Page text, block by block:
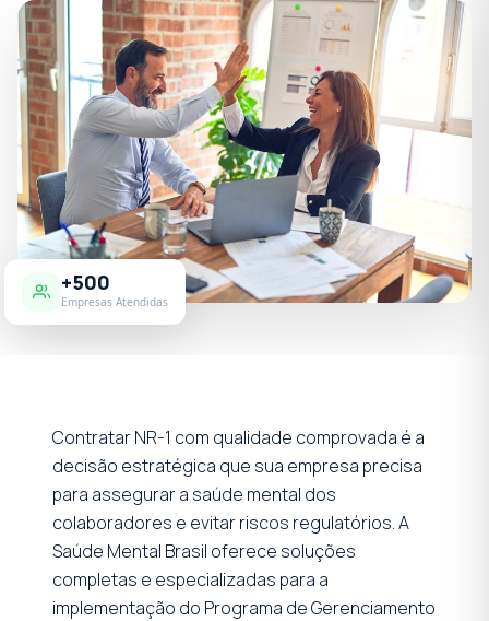
+500
Empresas Atendidas
Contratar NR-1 com qualidade comprovada é a
decisão estratégica que sua empresa precisa
para assegurar a saúde mental dos
colaboradores e evitar riscos regulatórios. A
Saúde Mental Brasil oferece soluções
completas e especializadas para a
implementação do Programa de Gerenciamento